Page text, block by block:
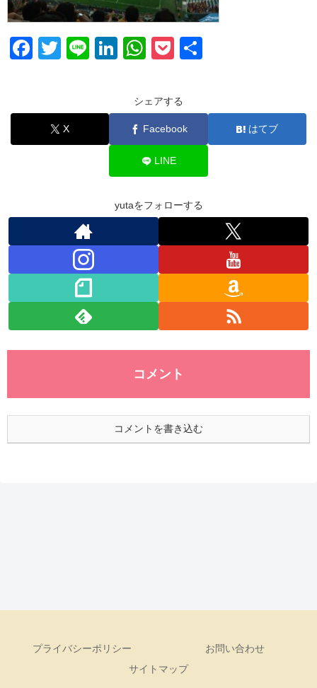
F
e
b
T
er
Li
Li
e
dI
W
at
s
A
p
p
P
ck
et
シェアする
X Facebook はてブ
LINE
yutaをフォローする
コメント
コメントを書き込む
プライバシーポリシー
お問い合わせ
サイトマップ